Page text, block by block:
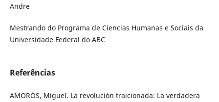
Andre
Mestrando do Programa de Ciencias Humanas e Sociais da
Universidade Federal do ABC
Referências
AMORÓS, Miguel. La revolución traicionada: La verdadera